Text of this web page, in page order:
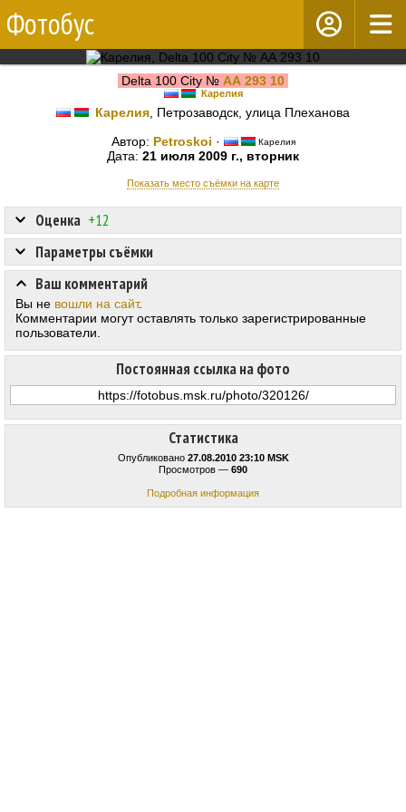
Фотобус
Delta 100 City № АА 293 10
Карелия
Карелия , Петрозаводск, улица Плеханова
Автор: Petroskoi · Карелия
Дата: 21 июля 2009 г., вторник
Показать место съёмки на карте
Статистика
Опубликовано 27.08.2010 23:10 MSK
Просмотров — 690
Подробная информация
Оценка +12
Постоянная ссылка на фото
Параметры съёмки
Ваш комментарий
Вы не вошли на сайт.
Комментарии могут оставлять только зарегистрированные
пользователи.